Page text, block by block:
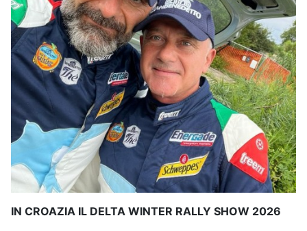
IN CROAZIA IL DELTA WINTER RALLY SHOW 2026